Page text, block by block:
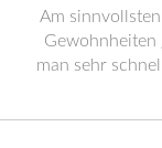
Am
Gewohnheiten
man sehr